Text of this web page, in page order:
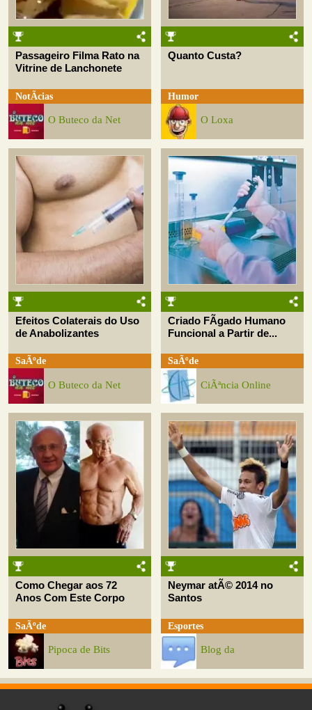
Passageiro Filma Rato na
Vitrine de Lanchonete
NotÃ­cias
O Buteco da Net
Quanto Custa?
Humor
O Loxa
Efeitos Colaterais do Uso
de Anabolizantes
SaÃºde
O Buteco da Net
Criado FÃ­gado Humano
Funcional a Partir de...
SaÃºde
CiÃªncia Online
Como Chegar aos 72
Anos Com Este Corpo
SaÃºde
Pipoca de Bits
Neymar atÃ© 2014 no
Santos
Esportes
Blog da